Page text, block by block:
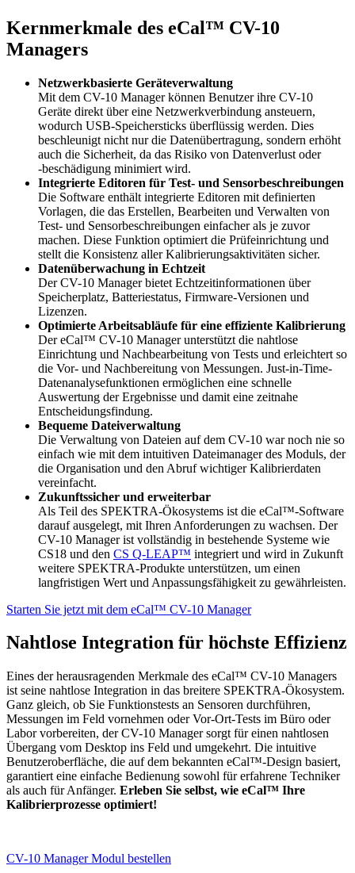
Kernmerkmale des eCal™ CV-10
Managers
Netzwerkbasierte Geräteverwaltung
Mit dem CV-10 Manager können Benutzer ihre CV-10
Geräte direkt über eine Netzwerkverbindung ansteuern,
wodurch USB-Speichersticks überflüssig werden. Dies
beschleunigt nicht nur die Datenübertragung, sondern erhöht
auch die Sicherheit, da das Risiko von Datenverlust oder
‑beschädigung minimiert wird.
Integrierte Editoren für Test- und Sensorbeschreibungen
Die Software enthält integrierte Editoren mit definierten
Vorlagen, die das Erstellen, Bearbeiten und Verwalten von
Test- und Sensorbeschreibungen einfacher als je zuvor
machen. Diese Funktion optimiert die Prüfeinrichtung und
stellt die Konsistenz aller Kalibrierungsaktivitäten sicher.
Datenüberwachung in Echtzeit
Der CV-10 Manager bietet Echtzeitinformationen über
Speicherplatz, Batteriestatus, Firmware-Versionen und
Lizenzen.
Optimierte Arbeitsabläufe für eine effiziente Kalibrierung
Der eCal™ CV-10 Manager unterstützt die nahtlose
Einrichtung und Nachbearbeitung von Tests und erleichtert so
die Vor- und Nachbereitung von Messungen. Just-in-Time-
Datenanalysefunktionen ermöglichen eine schnelle
Auswertung der Ergebnisse und damit eine zeitnahe
Entscheidungsfindung.
Bequeme Dateiverwaltung
Die Verwaltung von Dateien auf dem CV-10 war noch nie so
einfach wie mit dem intuitiven Dateimanager des Moduls, der
die Organisation und den Abruf wichtiger Kalibrierdaten
vereinfacht.
Zukunftssicher und erweiterbar
Als Teil des SPEKTRA-Ökosystems ist die eCal™-Software
darauf ausgelegt, mit Ihren Anforderungen zu wachsen. Der
CV-10 Manager ist vollständig in bestehende Systeme wie
CS18 und den CS Q-LEAP™ integriert und wird in Zukunft
weitere SPEKTRA-Produkte unterstützen, um einen
langfristigen Wert und Anpassungsfähigkeit zu gewährleisten.
Starten Sie jetzt mit dem eCal™ CV-10 Manager
Nahtlose Integration für höchste Effizienz
Eines der herausragenden Merkmale des eCal™ CV-10 Managers
ist seine nahtlose Integration in das breitere SPEKTRA-Ökosystem.
Ganz gleich, ob Sie Funktionstests an Sensoren durchführen,
Messungen im Feld vornehmen oder Vor-Ort-Tests im Büro oder
Labor vorbereiten, der CV-10 Manager sorgt für einen nahtlosen
Übergang vom Desktop ins Feld und umgekehrt. Die intuitive
Benutzeroberfläche, die auf dem bekannten eCal™-Design basiert,
garantiert eine einfache Bedienung sowohl für erfahrene Techniker
als auch für Anfänger. Erleben Sie selbst, wie eCal™ Ihre
Kalibrierprozesse optimiert!
CV-10 Manager Modul bestellen